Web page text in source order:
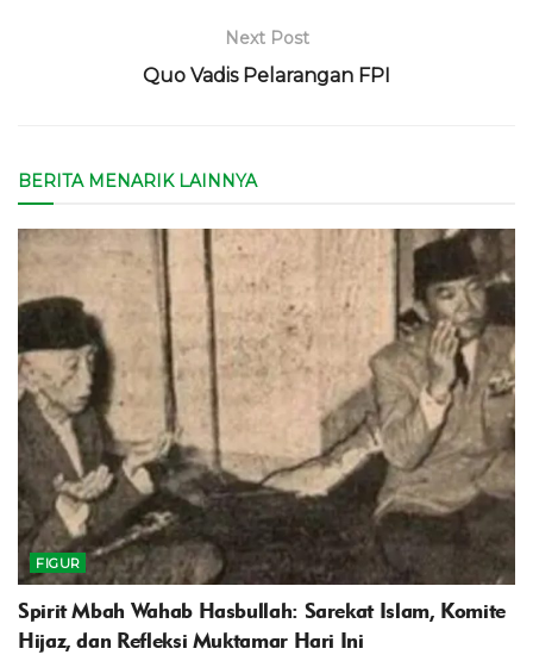
Next Post
Quo Vadis Pelarangan FPI
BERITA MENARIK LAINNYA
FIGUR
Spirit Mbah Wahab Hasbullah: Sarekat Islam, Komite
Hijaz, dan Refleksi Muktamar Hari Ini